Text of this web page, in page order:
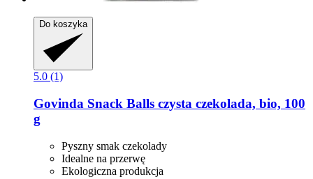
Do koszyka
5.0 (1)
Govinda Snack Balls czysta czekolada, bio, 100
g
Pyszny smak czekolady
Idealne na przerwę
Ekologiczna produkcja